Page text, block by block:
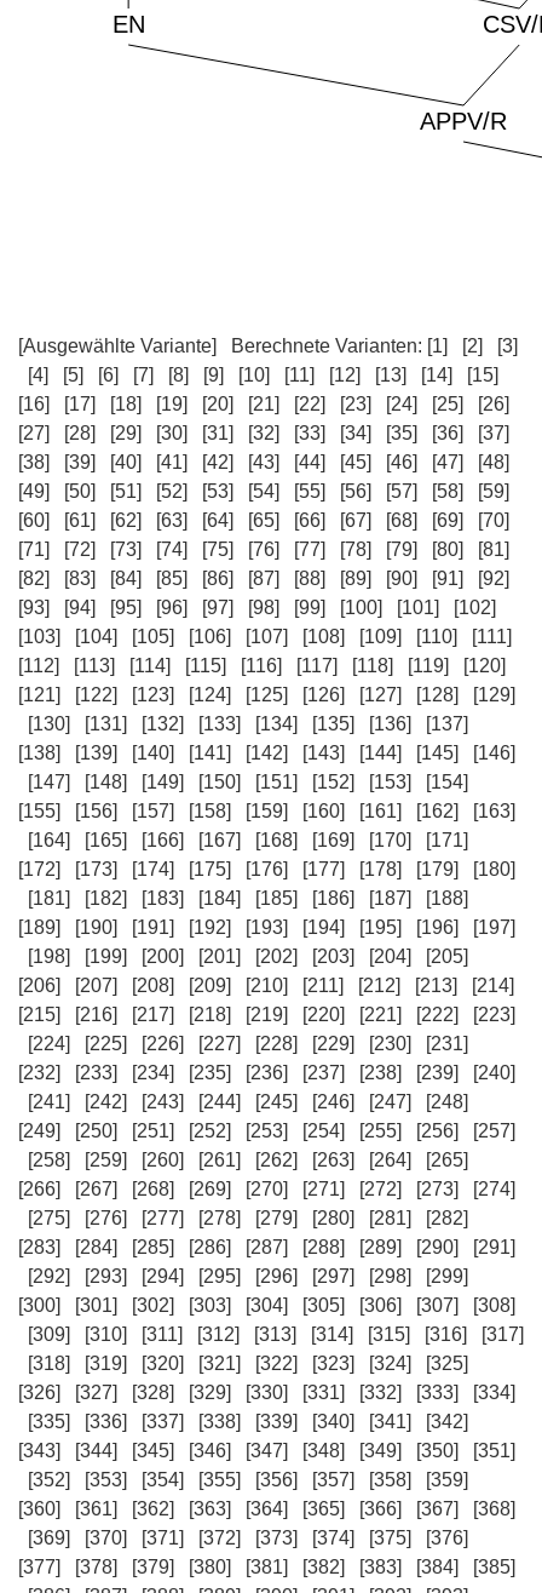
[Ausgewählte Variante] Berechnete Varianten: [1] [2]
[3]
[4]
[5] [6] [7] [8] [9] [10] [11] [12] [13] [14]
[15]
[16]
[17] [18] [19] [20] [21] [22] [23] [24] [25]
[26]
[27]
[28] [29] [30] [31] [32] [33] [34] [35] [36]
[37]
[38]
[39] [40] [41] [42] [43] [44] [45] [46] [47]
[48]
[49]
[50] [51] [52] [53] [54] [55] [56] [57] [58]
[59]
[60]
[61] [62] [63] [64] [65] [66] [67] [68] [69]
[70]
[71]
[72] [73] [74] [75] [76] [77] [78] [79] [80]
[81]
[82]
[83] [84] [85] [86] [87] [88] [89] [90] [91]
[92]
[93]
[94] [95] [96] [97] [98] [99] [100] [101]
[102]
[103]
[104] [105] [106] [107] [108] [109] [110]
[111]
[112]
[113] [114] [115] [116] [117] [118] [119]
[120]
[121]
[122] [123] [124] [125] [126] [127] [128]
[129]
[130]
[131] [132] [133] [134] [135] [136]
[137]
[138]
[139] [140] [141] [142] [143] [144] [145]
[146]
[147]
[148] [149] [150] [151] [152] [153]
[154]
[155]
[156] [157] [158] [159] [160] [161] [162]
[163]
[164]
[165] [166] [167] [168] [169] [170]
[171]
[172]
[173] [174] [175] [176] [177] [178] [179]
[180]
[181]
[182] [183] [184] [185] [186] [187]
[188]
[189]
[190] [191] [192] [193] [194] [195] [196]
[197]
[198]
[199] [200] [201] [202] [203] [204]
[205]
[206]
[207] [208] [209] [210] [211] [212] [213]
[214]
[215]
[216] [217] [218] [219] [220] [221] [222]
[223]
[224]
[225] [226] [227] [228] [229] [230]
[231]
[232]
[233] [234] [235] [236] [237] [238] [239]
[240]
[241]
[242] [243] [244] [245] [246] [247]
[248]
[249]
[250] [251] [252] [253] [254] [255] [256]
[257]
[258]
[259] [260] [261] [262] [263] [264]
[265]
[266]
[267] [268] [269] [270] [271] [272] [273]
[274]
[275]
[276] [277] [278] [279] [280] [281]
[282]
[283]
[284] [285] [286] [287] [288] [289] [290]
[291]
[292]
[293] [294] [295] [296] [297] [298]
[299]
[300]
[301] [302] [303] [304] [305] [306] [307]
[308]
[309]
[310] [311] [312] [313] [314] [315] [316]
[317]
[318]
[319] [320] [321] [322] [323] [324]
[325]
[326]
[327] [328] [329] [330] [331] [332] [333]
[334]
[335]
[336] [337] [338] [339] [340] [341]
[342]
[343]
[344] [345] [346] [347] [348] [349] [350]
[351]
[352]
[353] [354] [355] [356] [357] [358]
[359]
[360]
[361] [362] [363] [364] [365] [366] [367]
[368]
[369]
[370] [371] [372] [373] [374] [375]
[376]
[377]
[378] [379] [380] [381] [382] [383] [384]
[385]